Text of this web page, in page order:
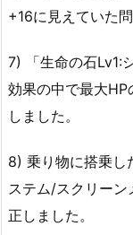
+16に見えていた
7) 「生命の石Lv1:
効果の中で最大
しました。
8) 乗り物に搭乗し
ステム/スクリー
正しました。